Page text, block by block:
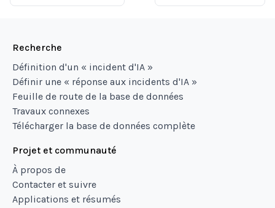
Recherche
Définition d'un « incident d'IA »
Définir une « réponse aux incidents d'IA »
Feuille de route de la base de données
Travaux connexes
Télécharger la base de données complète
Projet et communauté
À propos de
Contacter et suivre
Applications et résumés